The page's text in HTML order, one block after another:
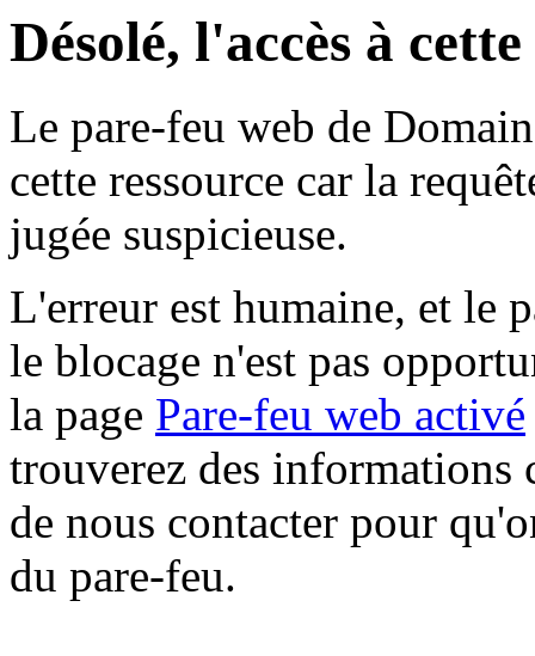
Désolé, l'accès à
Le pare-feu web de
cette ressource car la
jugée suspicieuse.
L'erreur est humaine, et le
le blocage n'est pas
la page Pare-feu web activé
trouverez des informations
de nous contacter pour
du pare-feu.